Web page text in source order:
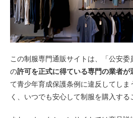
この制服専門通販サイトは、「公安
の許可を正式に得ている専門の業者が
て青少年育成保護条例に違反してしま
く、いつでも安心して制服を購入する